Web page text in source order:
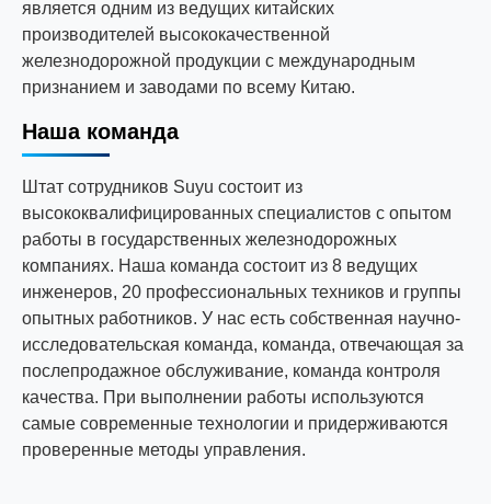
является одним из ведущих китайских
производителей высококачественной
железнодорожной продукции с международным
признанием и заводами по всему Китаю.
Наша команда
Штат сотрудников Suyu состоит из
высококвалифицированных специалистов с опытом
работы в государственных железнодорожных
компаниях. Наша команда состоит из 8 ведущих
инженеров, 20 профессиональных техников и группы
опытных работников. У нас есть собственная научно-
исследовательская команда, команда, отвечающая за
послепродажное обслуживание, команда контроля
качества. При выполнении работы используются
самые современные технологии и придерживаются
проверенные методы управления.